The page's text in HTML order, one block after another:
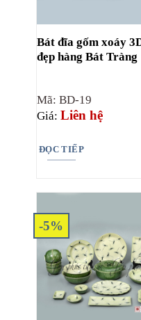
Bát đĩa gốm xoáy
đẹp hàng Bát Tràng
Mã: BD-19
Giá: Liên hệ
ĐỌC TIẾP
-5%